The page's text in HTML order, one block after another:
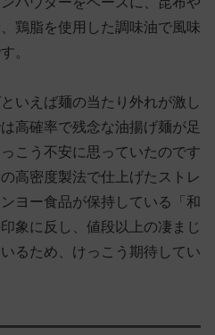
鶏脂を使用した調味油で風味
。
いえば麺の当たり外れが激し
高確率で残念な油揚げ麺が足
こう不安に思っていたのです
高密度製法で仕上げたストレ
ヨー食品が保持している「和
象に反し、値段以上の凄まじ
るため、けっこう期待してい